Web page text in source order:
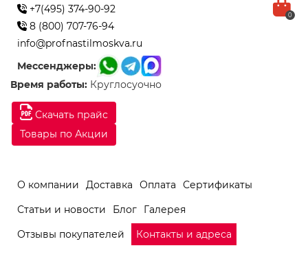
Скачать прайс
Товары по Акции
+7(495) 374-90-92
8 (800) 707-76-94
info@profnastilmoskva.ru
Мессенджеры:
Время работы: Круглосуочно
0
О компании Доставка Оплата
Сертификаты
Статьи и новости
Блог
Галерея
Отзывы покупателей
Контакты и адреса